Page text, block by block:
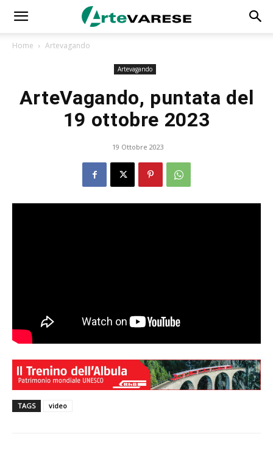
Home Artevagando
Artevagando
ArteVagando, puntata del
19 ottobre 2023
19 Ottobre 2023
TAGS video